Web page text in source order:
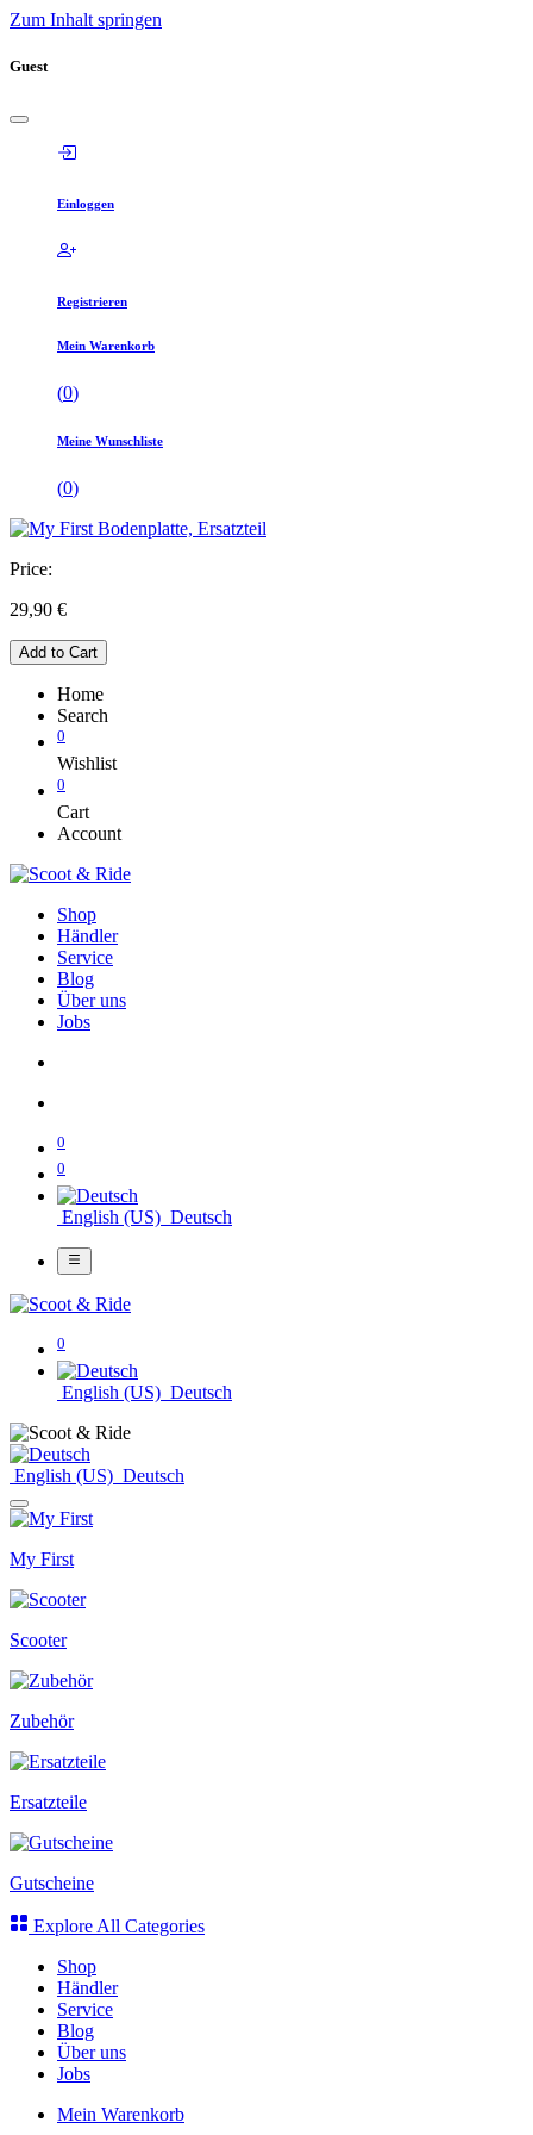
Zum Inhalt springen
Guest
Einloggen
Registrieren
Mein Warenkorb
(0)
Meine Wunschliste
(0)
Price:
29,90 €
Add to Cart
Home
Search
0
Wishlist
0
Cart
Account
Shop
Händler
Service
Blog
Über uns
Jobs
0
0
English (US) Deutsch
0
English (US) Deutsch
English (US) Deutsch
My First
Scooter
Zubehör
Ersatzteile
Gutscheine
Explore All Categories
Shop
Händler
Service
Blog
Über uns
Jobs
Mein Warenkorb